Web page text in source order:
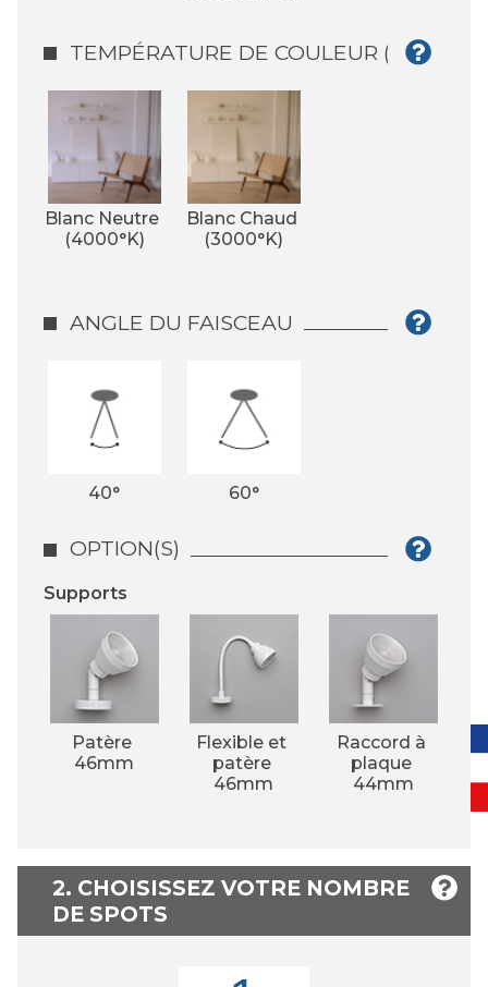
TEMPÉRATURE DE COULEUR (°K)
Blanc Neutre
(4000°K)
Blanc Chaud
(3000°K)
ANGLE DU FAISCEAU
40° 60°
OPTION(S)
Supports
Patère
46mm
Flexible et
patère
46mm
Raccord à
plaque
44mm
2. CHOISISSEZ VOTRE NOMBRE
DE SPOTS